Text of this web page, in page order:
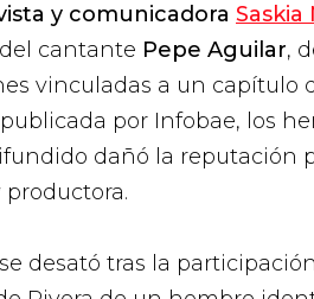
y comunicadora Saskia
cantante Pepe Aguilar,
vinculadas a un capítulo
por Infobae, los
dañó la reputación
desató tras la